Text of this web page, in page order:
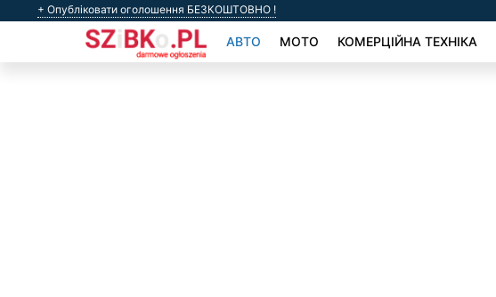
+ Опубліковати оголошення БЕЗКОШТОВНО !
АВТО МОТО КОМЕРЦІЙНА ТЕХНІКА